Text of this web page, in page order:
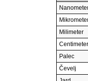
Milimeter
Centimeter
Palec
Čevelj